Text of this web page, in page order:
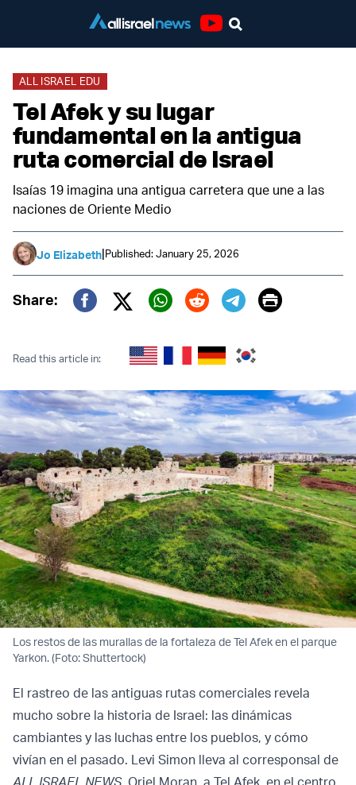
ALL ISRAEL EDU
Tel Afek y su lugar
fundamental en la antigua
ruta comercial de Israel
Isaías 19 imagina una antigua carretera que une a las
naciones de Oriente Medio
Jo Elizabeth|Published: January 25, 2026
Share:
Twitter (X)
Print
Read this article in:
Los restos de las murallas de la fortaleza de Tel Afek en el parque
Yarkon. (Foto: Shuttertock)
El rastreo de las antiguas rutas comerciales revela
mucho sobre la historia de Israel: las dinámicas
cambiantes y las luchas entre los pueblos, y cómo
vivían en el pasado. Levi Simon lleva al corresponsal de